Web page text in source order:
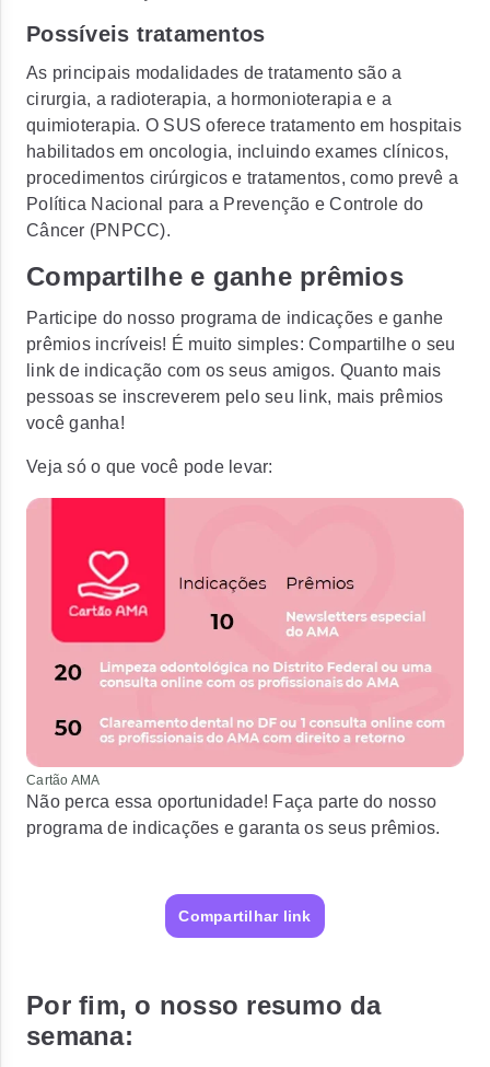
Possíveis tratamentos
As principais modalidades de tratamento são a
cirurgia, a radioterapia, a hormonioterapia e a
quimioterapia. O SUS oferece tratamento em hospitais
habilitados em oncologia, incluindo exames clínicos,
procedimentos cirúrgicos e tratamentos, como prevê a
Política Nacional para a Prevenção e Controle do
Câncer (PNPCC).
Compartilhe e ganhe prêmios
Participe do nosso programa de indicações e ganhe
prêmios incríveis! É muito simples: Compartilhe o seu
link de indicação com os seus amigos. Quanto mais
pessoas se inscreverem pelo seu link, mais prêmios
você ganha!
Veja só o que você pode levar:
Cartão AMA
Não perca essa oportunidade! Faça parte do nosso
programa de indicações e garanta os seus prêmios.
Compartilhar link
Por fim, o nosso resumo da
semana: